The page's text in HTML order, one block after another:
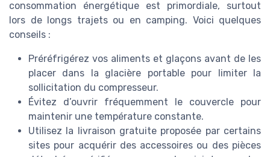
consommation énergétique est primordiale, surtout
lors de longs trajets ou en camping. Voici quelques
conseils :
Préréfrigérez vos aliments et glaçons avant de les
placer dans la glacière portable pour limiter la
sollicitation du compresseur.
Évitez d’ouvrir fréquemment le couvercle pour
maintenir une température constante.
Utilisez la livraison gratuite proposée par certains
sites pour acquérir des accessoires ou des pièces